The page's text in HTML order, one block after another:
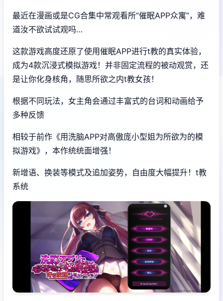
最近在漫画或是CG合集中常观看所“催眠APP众寓”，难
道汝不欲试试观吗…
这款游戏高度还原了使用催眠APP进行t教的真实体验，
成为4款沉浸式模拟游戏！并非固定流程的被动观赏，还
是让你化身核角，随思所欲之内t教女孩！
根据不同玩法，女主角会通过丰富式的台词和动画给予
多种反馈
相较于前作《用洗脑APP对高傲庞小型姐为所欲为的模
拟游戏》，本作统统面增强！
新增语、换装等模式及追加姿势，自由度大幅提升！t教
系统